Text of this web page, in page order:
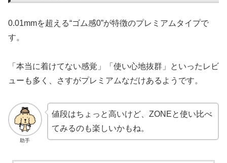
0.01mmを超える“ゴム感0”が特徴のプレミアムタイプで
す。
「本当に着けてない感覚」「使い心地抜群」といったレビ
ューも多く、さすがプレミアムなだけあるようです。
助手
値段はちょっと高いけど、ZONEと使い比べ
てみるのも楽しいかもね。